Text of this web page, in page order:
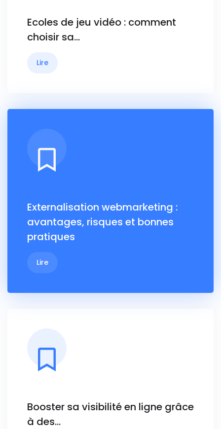
Ecoles de jeu vidéo : comment
choisir sa…
Lire
Externalisation webmarketing :
avantages, risques et bonnes
pratiques
Lire
Booster sa visibilité en ligne grâce
à des…